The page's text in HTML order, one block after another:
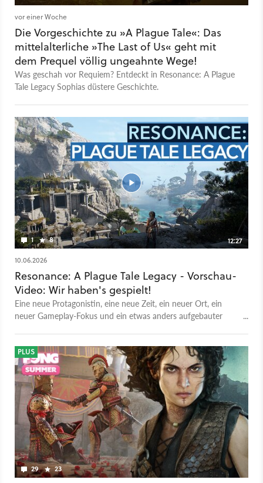
vor einer Woche
Die Vorgeschichte zu »A Plague Tale«: Das
mittelalterliche »The Last of Us« geht mit
dem Prequel völlig ungeahnte Wege!
Was geschah vor Requiem? Entdeckt in Resonance: A Plague
Tale Legacy Sophias düstere Geschichte.
1 8
12:27
10.06.2026
Resonance: A Plague Tale Legacy - Vorschau-
Video: Wir haben's gespielt!
Eine neue Protagonistin, eine neue Zeit, ein neuer Ort, ein
neuer Gameplay-Fokus und ein etwas anders aufgebauter
Legacy aber wieder hervorragend aus und setzt auf viel Story.
Und es kommt schon bald raus, am 27. August steht der
Release für PC, Playstation und Xbox an. GameStar-
Redakteurin Natalie Schermann konnte das neue Spiel von
Asobo schon rund anderthalb Stunden gespielt und auch mit
den Entwicklern gesprochen und kann erklärt im Video, was
da neu und was da anders ist und ob das was taugt, also
zumindest nach dem ersten Eindruck.
29 23
PLUS